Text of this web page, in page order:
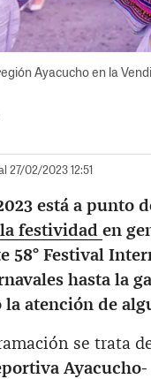
Ayacucho en la
27/02/2023 12:51
está a punto
festividad en
58° Festival
hasta la
atención de
se trata